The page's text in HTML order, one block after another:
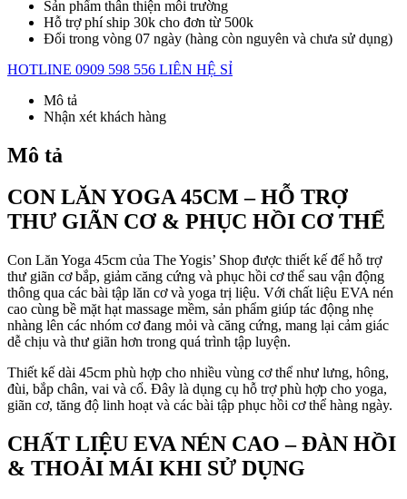
Sản phẩm thân thiện môi trường
Hỗ trợ phí ship 30k cho đơn từ 500k
Đổi trong vòng 07 ngày (hàng còn nguyên và chưa sử dụng)
HOTLINE 0909 598 556 LIÊN HỆ SỈ
Mô tả
Nhận xét khách hàng
Mô tả
CON LĂN YOGA 45CM – HỖ TRỢ
THƯ GIÃN CƠ & PHỤC HỒI CƠ THỂ
Con Lăn Yoga 45cm của The Yogis’ Shop được thiết kế để hỗ trợ
thư giãn cơ bắp, giảm căng cứng và phục hồi cơ thể sau vận động
thông qua các bài tập lăn cơ và yoga trị liệu. Với chất liệu EVA nén
cao cùng bề mặt hạt massage mềm, sản phẩm giúp tác động nhẹ
nhàng lên các nhóm cơ đang mỏi và căng cứng, mang lại cảm giác
dễ chịu và thư giãn hơn trong quá trình tập luyện.
Thiết kế dài 45cm phù hợp cho nhiều vùng cơ thể như lưng, hông,
đùi, bắp chân, vai và cổ. Đây là dụng cụ hỗ trợ phù hợp cho yoga,
giãn cơ, tăng độ linh hoạt và các bài tập phục hồi cơ thể hàng ngày.
CHẤT LIỆU EVA NÉN CAO – ĐÀN HỒI
& THOẢI MÁI KHI SỬ DỤNG